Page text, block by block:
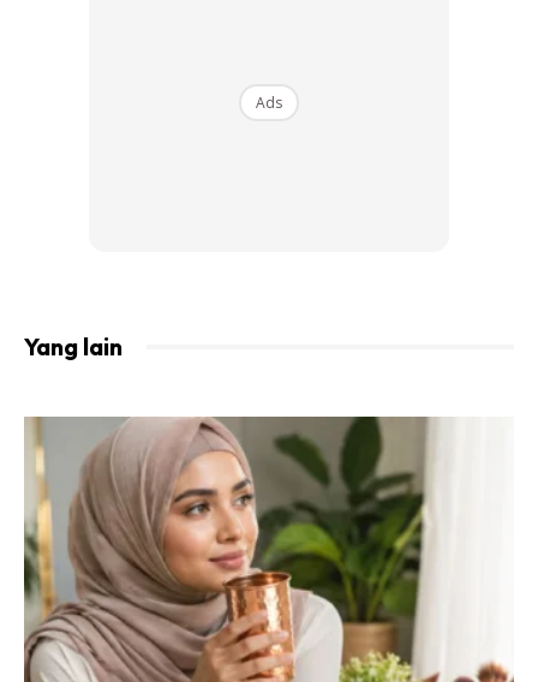
Dalam majlis yang bertemakan English Garden itu, Nabila
menerima mas kahwin bernilai RM22.50. Sementara wang
Ads
Yang lain